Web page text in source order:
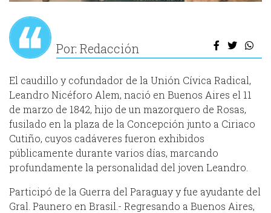
Por: Redacción
El caudillo y cofundador de la Unión Cívica Radical,
Leandro Nicéforo Alem, nació en Buenos Aires el 11
de marzo de 1842, hijo de un mazorquero de Rosas,
fusilado en la plaza de la Concepción junto a Ciriaco
Cutiño, cuyos cadáveres fueron exhibidos
públicamente durante varios días, marcando
profundamente la personalidad del joven Leandro.
Participó de la Guerra del Paraguay y fue ayudante del
Gral. Paunero en Brasil.- Regresando a Buenos Aires,